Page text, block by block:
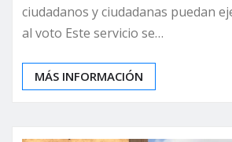
ciudadanos y ciudadanas puedan
al voto Este servicio se…
MÁS INFORMACIÓN